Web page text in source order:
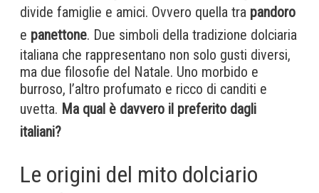
divide famiglie e amici. Ovvero quella tra pandoro
e panettone. Due simboli della tradizione dolciaria
italiana che rappresentano non solo gusti diversi,
ma due filosofie del Natale. Uno morbido e
burroso, l’altro profumato e ricco di canditi e
uvetta. Ma qual è davvero il preferito dagli
italiani?
Le origini del mito dolciario